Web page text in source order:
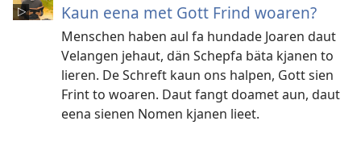
Kaun eena met Gott Frind woaren?
Menschen haben aul fa hundade Joaren daut
Velangen jehaut, dän Schepfa bäta kjanen to
lieren. De Schreft kaun ons halpen, Gott sien
Frint to woaren. Daut fangt doamet aun, daut
eena sienen Nomen kjanen lieet.